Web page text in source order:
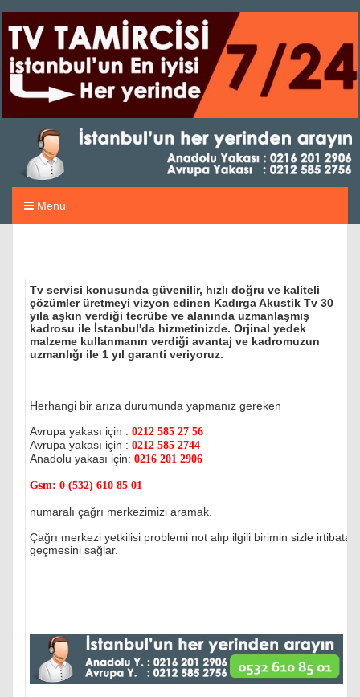
Menu
Tv servisi konusunda güvenilir, hızlı doğru ve kaliteli
çözümler üretmeyi vizyon edinen Kadırga Akustik Tv 30
yıla aşkın verdiği tecrübe ve alanında uzmanlaşmış
kadrosu ile İstanbul'da hizmetinizde. Orjinal yedek
malzeme kullanmanın verdiği avantaj ve kadromuzun
uzmanlığı ile 1 yıl garanti veriyoruz.
Herhangi bir arıza durumunda yapmanız gereken
Avrupa yakası için : 0212 585 27 56
Avrupa yakası için : 0212 585 2744
Anadolu yakası için: 0216 201 2906
Gsm: 0 (532) 610 85 01
numaralı çağrı merkezimizi aramak.
Çağrı merkezi yetkilisi problemi not alıp ilgili birimin sizle irtibata
geçmesini sağlar.